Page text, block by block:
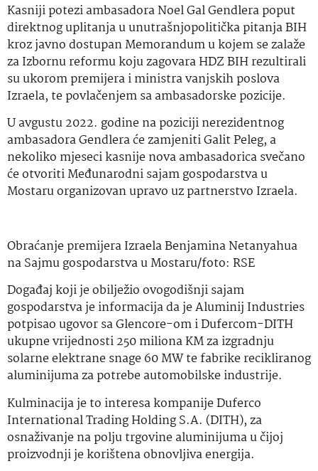
Kasniji potezi ambasadora Noel Gal Gendlera poput
direktnog uplitanja u unutrašnjopolitička pitanja BIH
kroz javno dostupan Memorandum u kojem se zalaže
za Izbornu reformu koju zagovara HDZ BIH rezultirali
su ukorom premijera i ministra vanjskih poslova
Izraela, te povlačenjem sa ambasadorske pozicije.
U avgustu 2022. godine na poziciji nerezidentnog
ambasadora Gendlera će zamjeniti Galit Peleg, a
nekoliko mjeseci kasnije nova ambasadorica svečano
će otvoriti Međunarodni sajam gospodarstva u
Mostaru organizovan upravo uz partnerstvo Izraela.
Obraćanje premijera Izraela Benjamina Netanyahua
na Sajmu gospodarstva u Mostaru/foto: RSE
Događaj koji je obilježio ovogodišnji sajam
gospodarstva je informacija da je Aluminij Industries
potpisao ugovor sa Glencore-om i Dufercom-DITH
ukupne vrijednosti 250 miliona KM za izgradnju
solarne elektrane snage 60 MW te fabrike recikliranog
aluminijuma za potrebe automobilske industrije.
Kulminacija je to interesa kompanije Duferco
International Trading Holding S.A. (DITH), za
osnaživanje na polju trgovine aluminijuma u čijoj
proizvodnji je korištena obnovljiva energija.